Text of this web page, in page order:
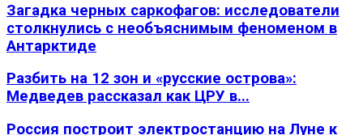
Загадка черных саркофагов: исследователи
столкнулись с необъяснимым феноменом в
Антарктиде
Разбить на 12 зон и «русские острова»:
Медведев рассказал как ЦРУ в...
Россия построит электростанцию на Луне к